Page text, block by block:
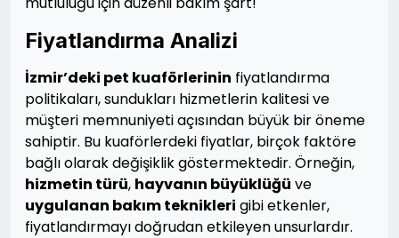
Fiyatlandırma Analizi
İzmir’deki pet kuaförlerinin fiyatlandırma
politikaları, sundukları hizmetlerin kalitesi ve
müşteri memnuniyeti açısından büyük bir öneme
sahiptir. Bu kuaförlerdeki fiyatlar, birçok faktöre
bağlı olarak değişiklik göstermektedir. Örneğin,
hizmetin türü, hayvanın büyüklüğü ve
uygulanan bakım teknikleri gibi etkenler,
fiyatlandırmayı doğrudan etkileyen unsurlardır.